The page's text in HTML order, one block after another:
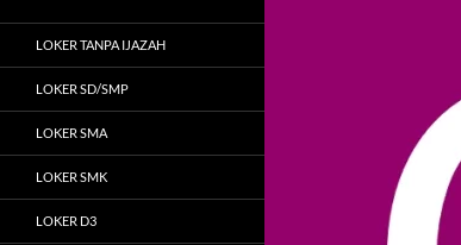
LOKER TANPA IJAZAH
LOKER SD/SMP
LOKER SMA
LOKER SMK
LOKER D3